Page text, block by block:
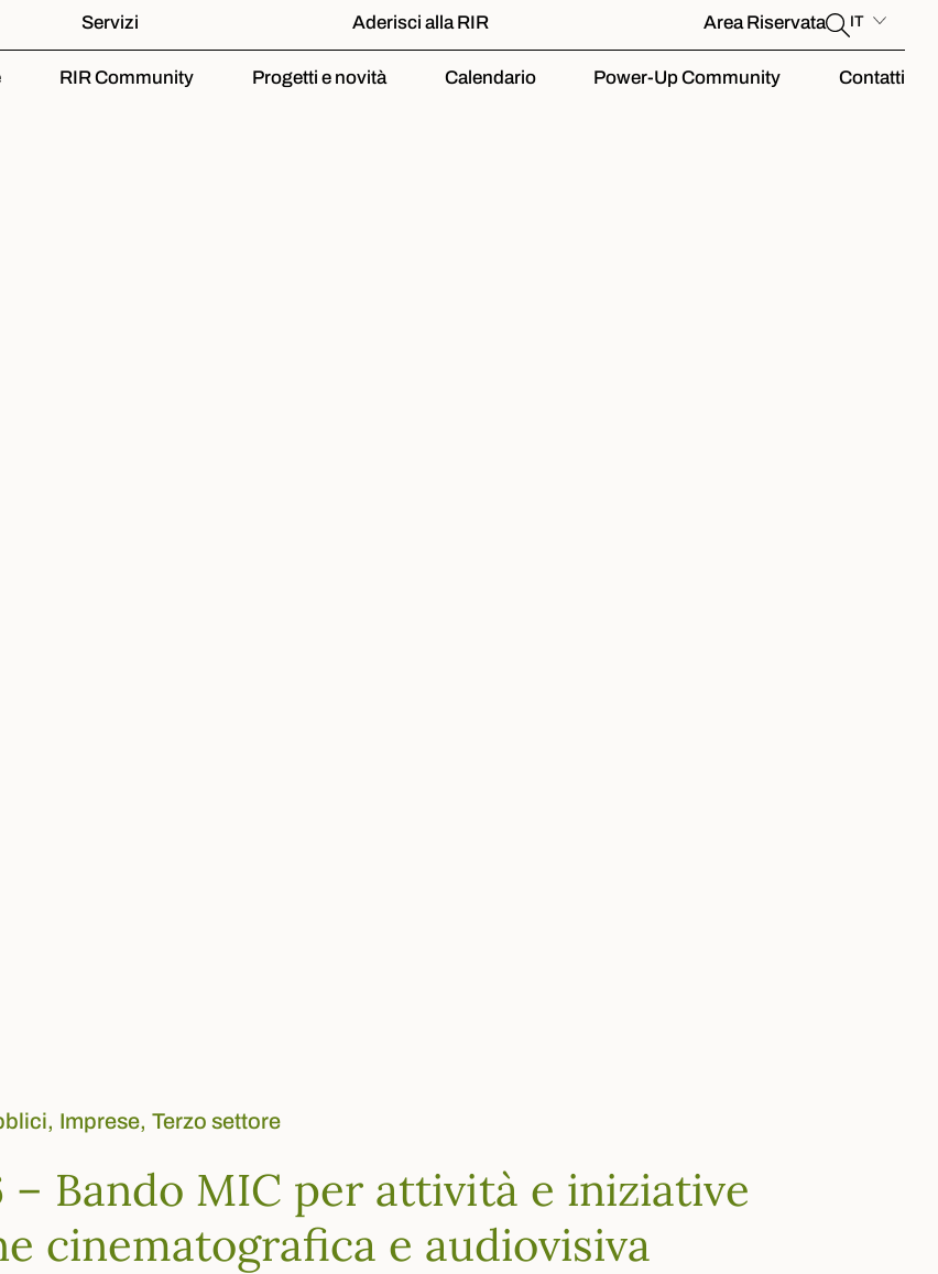
Servizi Aderisci alla RIR Area Riservata IT
RIR Community Progetti e novità Calendario Power-Up Community Contatti
Imprese, Terzo settore
Bando MIC per attività e iniziative
cinematografica e audiovisiva